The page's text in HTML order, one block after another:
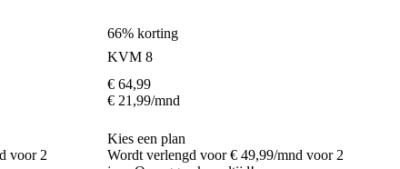
voor 2
66% korting
KVM 8
€ 64,99
€ 21,99/mnd
Kies een plan
Wordt verlengd voor € 49,99/mnd voor 2